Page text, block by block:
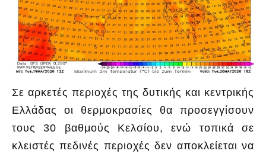
Σε αρκετές περιοχές της δυτικής και κεντρικής
Ελλάδας οι θερμοκρασίες θα προσεγγίσουν
τους 30 βαθμούς Κελσίου, ενώ τοπικά σε
κλειστές πεδινές περιοχές δεν αποκλείεται να